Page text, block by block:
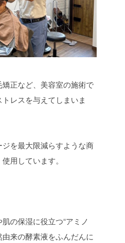
正など、美容室の施術で
レスを与えてしまいま
を最大限減らすような商
用しています。
の保湿に役立つ“アミノ
由来の酵素液をふんだんに